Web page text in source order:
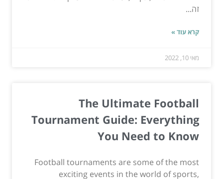
זה...
קרא עוד »
מאי 10, 2022
The Ultimate Football
Tournament Guide: Everything
You Need to Know
Football tournaments are some of the most
exciting events in the world of sports,